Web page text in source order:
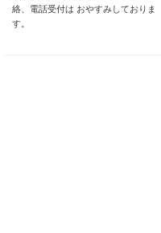
絡、電話受付は おやすみしておりま
す。